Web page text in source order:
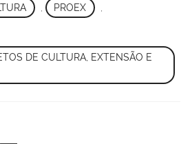
PROEX
DE CULTURA, EXTENSÃO E